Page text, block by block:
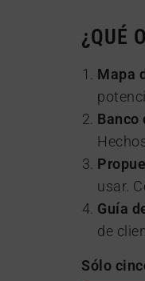
¿QUÉ
Mapa
Banco
usar.
Guía
de
Sólo